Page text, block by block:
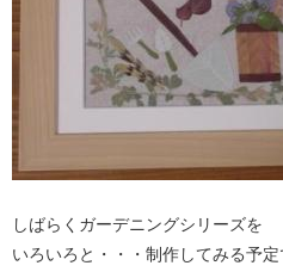
しばらくガーデニングシリーズを
いろいろと・・・制作してみる予定